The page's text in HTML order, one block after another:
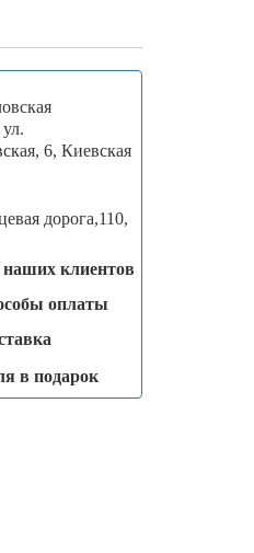
6, Киевская
дорога,110,
клиентов
оплаты
в подарок